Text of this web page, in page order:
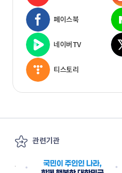
페이스북
네이버TV
티스토리
관련기관